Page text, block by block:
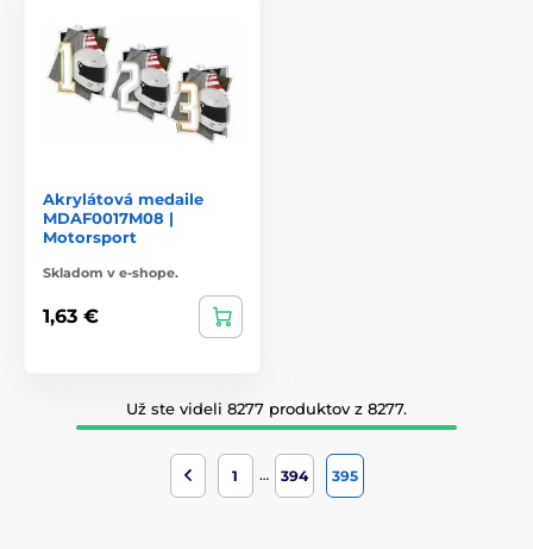
Akrylátová medaile
MDAF0017M08 |
Motorsport
Skladom v e-shope.
1,63 €
Už ste videli 8277 produktov z 8277.
1 … 394 395